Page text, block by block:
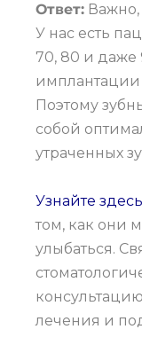
Ответ: Важно,
У нас есть
70, 80 и даже
имплантации
Поэтому
собой
утраченных
Узнайте здесь
том, как они
улыбаться.
лечения и